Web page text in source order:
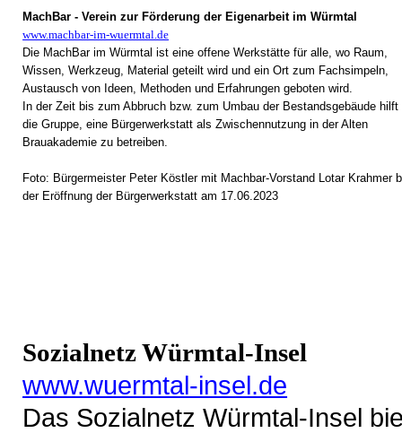
MachBar - Verein zur Förderung der Eigenarbeit im Würmtal
www.machbar-im-wuermtal.de
Die MachBar im Würmtal ist eine offene Werkstätte für alle, wo Raum,
Wissen, Werkzeug, Material geteilt wird und ein Ort zum Fachsimpeln,
Austausch von Ideen, Methoden und Erfahrungen geboten wird.
In der Zeit bis zum Abbruch bzw. zum Umbau der Bestandsgebäude hilft
die Gruppe, eine Bürgerwerkstatt als Zwischennutzung in der Alten
Brauakademie zu betreiben.
Foto: Bürgermeister Peter Köstler mit Machbar-Vorstand Lotar Krahmer
der Eröffnung der Bürgerwerkstatt am 17.06.2023
Sozialnetz Würmtal-Insel
www.wuermtal-insel.de
Das Sozialnetz Würmtal-Insel